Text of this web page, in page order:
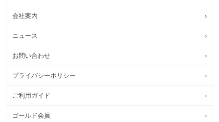
会社案内 ›
ニュース ›
お問い合わせ ›
プライバシーポリシー ›
ご利用ガイド ›
ゴールド会員 ›